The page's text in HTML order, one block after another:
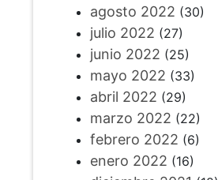
agosto 2022 (30)
julio 2022 (27)
junio 2022 (25)
mayo 2022 (33)
abril 2022 (29)
marzo 2022 (22)
febrero 2022 (6)
enero 2022 (16)